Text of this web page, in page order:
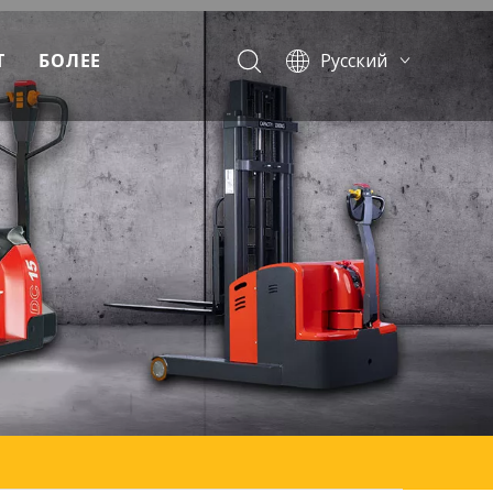
вопросы
БОЛЕЕ
Pусский
English
Français
Español
Português